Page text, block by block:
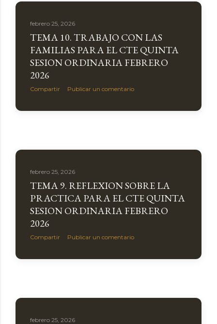
a
febrero 25, 2026
TEMA 10. TRABAJO CON LAS
FAMILIAS PARA EL CTE QUINTA
SESION ORDINARIA FEBRERO
2026
Compartir Publicar un comentario
febrero 25, 2026
TEMA 9. REFLEXION SOBRE LA
PRACTICA PARA EL CTE QUINTA
SESION ORDINARIA FEBRERO
2026
Compartir Publicar un comentario
febrero 25, 2026